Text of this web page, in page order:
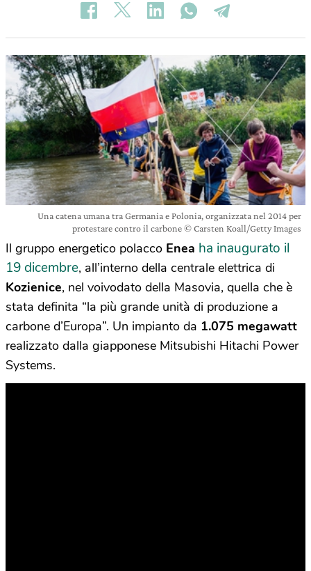
Una catena umana tra Germania e Polonia, organizzata nel 2014 per
protestare contro il carbone © Carsten Koall/Getty Images
Il gruppo energetico polacco Enea ha inaugurato il
19 dicembre, all’interno della centrale elettrica di
Kozienice, nel voivodato della Masovia, quella che è
stata definita “la più grande unità di produzione a
carbone d’Europa”. Un impianto da 1.075 megawatt
realizzato dalla giapponese Mitsubishi Hitachi Power
Systems.